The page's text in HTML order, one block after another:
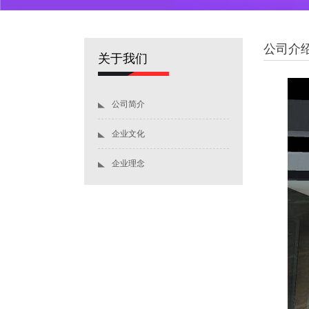
关于我们
公司简介
企业文化
企业理念
公司介